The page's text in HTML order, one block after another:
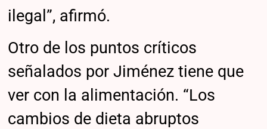
ilegal”, afirmó.
Otro de los puntos críticos
señalados por Jiménez tiene que
ver con la alimentación. “Los
cambios de dieta abruptos